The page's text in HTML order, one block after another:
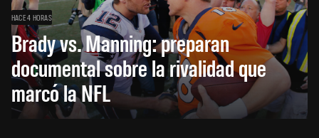
HACE 4 HORAS
Brady vs. Manning: preparan
documental sobre la rivalidad que
marcó la NFL